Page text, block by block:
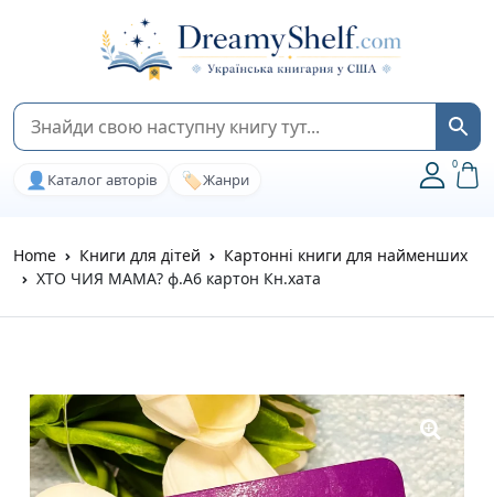
👤 Каталог авторів 🏷️Жанри
0
Home Книги для дітей
Картонні книги для найменших
ХТО ЧИЯ МАМА? ф.А6 картон Кн.хата